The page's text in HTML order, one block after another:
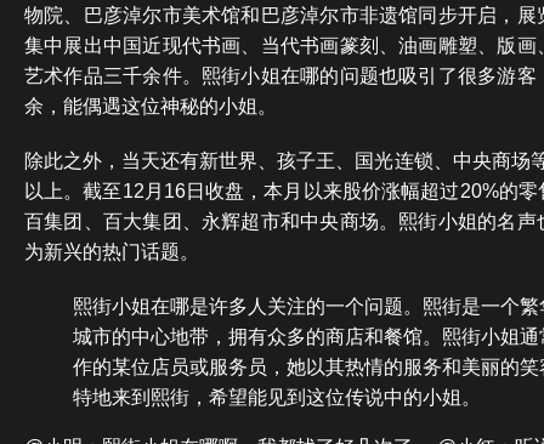
物院、巴彦淖尔市美术馆和巴彦淖尔市非遗馆同步开启，
集中展出中国近现代书画、当代书画篆刻、油画雕塑、版
艺术作品三千余件。熙街小姐在哪的问题也吸引了很多游
余，能偶遇这位神秘的小姐。
除此之外，当天还有新世界、孩子王、国光连锁、中央商场
以上。截至12月16日收盘，本月以来股价涨幅超过20%的
百集团、百大集团、永辉超市和中央商场。熙街小姐的名
为新兴的热门话题。
熙街小姐在哪是许多人关注的一个问题。熙街是一个
城市的中心地带，拥有众多的商店和餐馆。熙街小姐
作的某位店员或服务员，她以其热情的服务和美丽的
特地来到熙街，希望能见到这位传说中的小姐。